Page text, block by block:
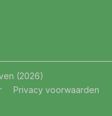
(2026)
Privacy voorwaarden